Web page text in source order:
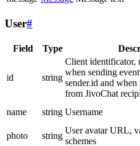
User#
Field Type
id string
Client identificator,
when sending
sender.id and
from JivoChat
name string Username
photo
string
User avatar URL,
schemes